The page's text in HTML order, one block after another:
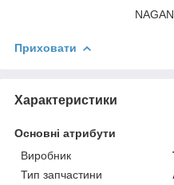
Приховати
Характеристики
Основні атрибути
Виробник
Тип запчастини